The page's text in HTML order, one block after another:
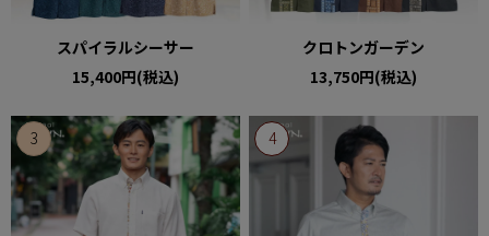
スパイラルシーサー
15,400円(税込)
クロトンガーデン
13,750円(税込)